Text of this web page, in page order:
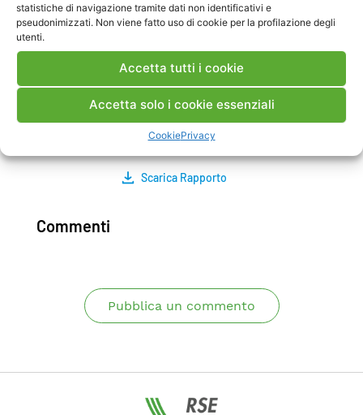
statistiche di navigazione tramite dati non identificativi e
pseudonimizzati. Non viene fatto uso di cookie per la profilazione degli
utenti.
Accetta tutti i cookie
Accetta solo i cookie essenziali
CookiePrivacy
modello, che ha richiesto notevoli risorse
computazionali. La modellistica messa a punto
nell’ambito dello studio ha consentito non solo
di simulare gli effetti della iniezione di CO2 nelle
condizioni ipotizzate, ma anche di predisporre
analisi di potenziali scenari alternativi e di
stimare l’effettiva capacità di stoccaggio.
Scarica Rapporto
Commenti
Pubblica un commento